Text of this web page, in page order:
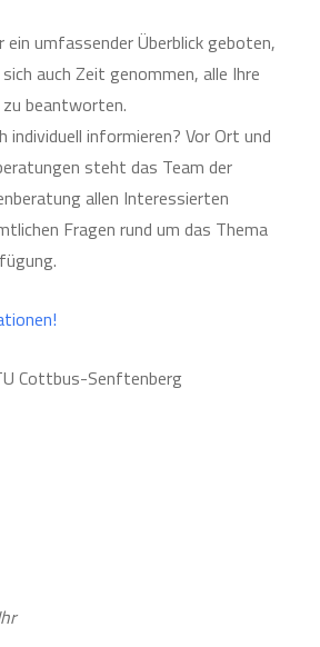
ein umfassender Überblick geboten,
auch Zeit genommen, alle Ihre
beantworten.
individuell informieren? Vor Ort und
steht das Team der
allen Interessierten
Fragen rund um das Thema
Cottbus-Senftenberg